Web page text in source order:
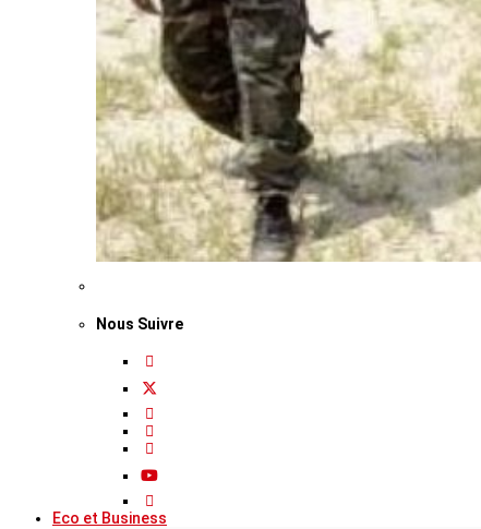
Nous Suivre
Eco et Business